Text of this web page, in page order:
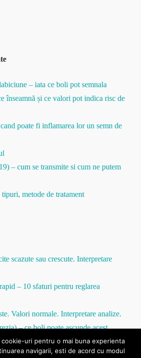
– iata ce boli pot semnala
înseamnă și ce valori pot indica risc de
poate fi inflamarea lor un semn de
– cum se transmite si cum ne putem
metode de tratament
scazute sau crescute. Interpretare
– 10 sfaturi pentru reglarea
Valori normale. Interpretare analize.
– ce boli poate ascunde acest
tot ce trebuie să ştii
uri pentru o mai buna experienta
navigarii, esti de acord cu modul